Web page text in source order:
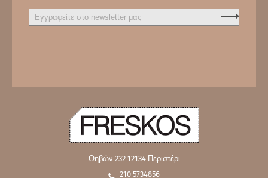
Θηβών 23212134 Περιστέρι
210 5734856